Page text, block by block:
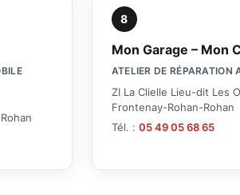
8
Mon Garage – Mon
ATELIER DE RÉPARATION
ZI La Clielle Lieu-dit Les
Frontenay-Rohan-Rohan
Tél. : 05 49 05 68 65